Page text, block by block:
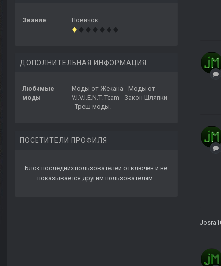
Звание Новичок
ДОПОЛНИТЕЛЬНАЯ ИНФОРМАЦИЯ
Любимые
моды
Моды от Жекана - Моды от
V.I.V.I.E.N.T. Team - Закон Шляпки
- Треш моды.
ПОСЕТИТЕЛИ ПРОФИЛЯ
Блок последних пользователей отключён и не
показывается другим пользователям.